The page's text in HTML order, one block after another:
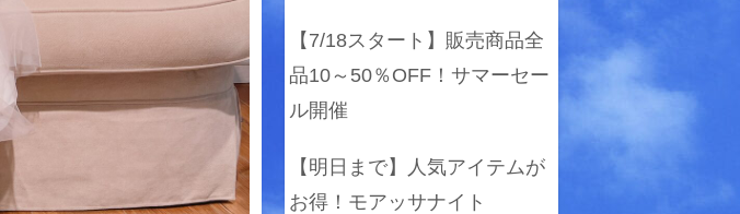
【7/18スタート】販売商品全
品10～50％OFF！サマーセー
ル開催
【明日まで】人気アイテムが
お得！モアッサナイト